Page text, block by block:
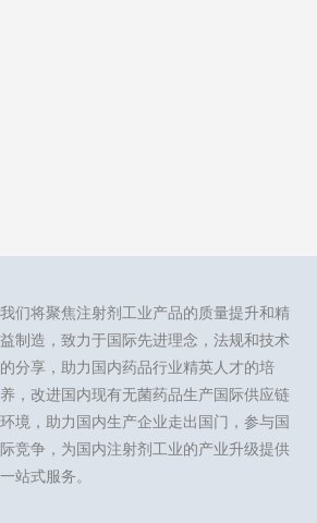
我们将聚焦注射剂工业产品的质量提升和精
益制造，致力于国际先进理念，法规和技术
的分享，助力国内药品行业精英人才的培
养，改进国内现有无菌药品生产国际供应链
环境，助力国内生产企业走出国门，参与国
际竞争，为国内注射剂工业的产业升级提供
一站式服务。